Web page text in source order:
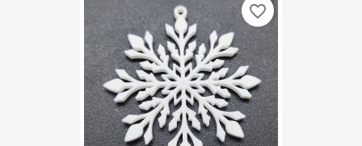
favorite_border